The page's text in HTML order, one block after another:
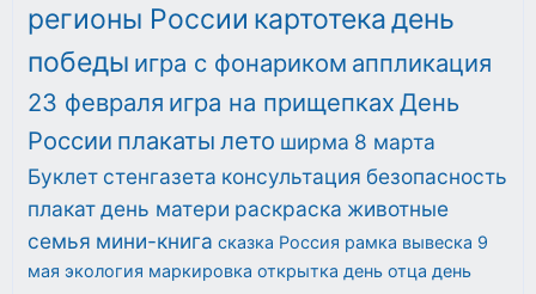
регионы России картотекадень
победы игра с фонариком аппликация
23 февраля игра на прищепках День
России плакаты лето ширма 8 марта
Буклет стенгазета консультация безопасность
плакатдень матери раскраска животные
семья мини-книга сказка Россия рамка вывеска 9
мая экология маркировка открытка день отца день